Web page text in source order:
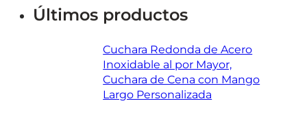
Últimos productos
Cuchara Redonda de Acero
Inoxidable al por Mayor,
Cuchara de Cena con Mango
Largo Personalizada